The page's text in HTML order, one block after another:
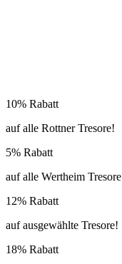
10% Rabatt
auf alle Rottner Tresore!
5% Rabatt
auf alle Wertheim
12% Rabatt
auf ausgewählte Tresore!
18% Rabatt